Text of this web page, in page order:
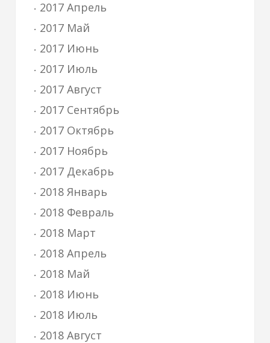
2017 Апрель
2017 Май
2017 Июнь
2017 Июль
2017 Август
2017 Сентябрь
2017 Октябрь
2017 Ноябрь
2017 Декабрь
2018 Январь
2018 Февраль
2018 Март
2018 Апрель
2018 Май
2018 Июнь
2018 Июль
2018 Август